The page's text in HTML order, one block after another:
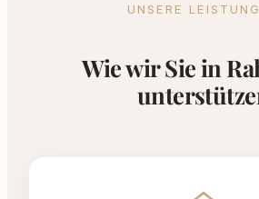
UNSERE
Wie wir Sie in